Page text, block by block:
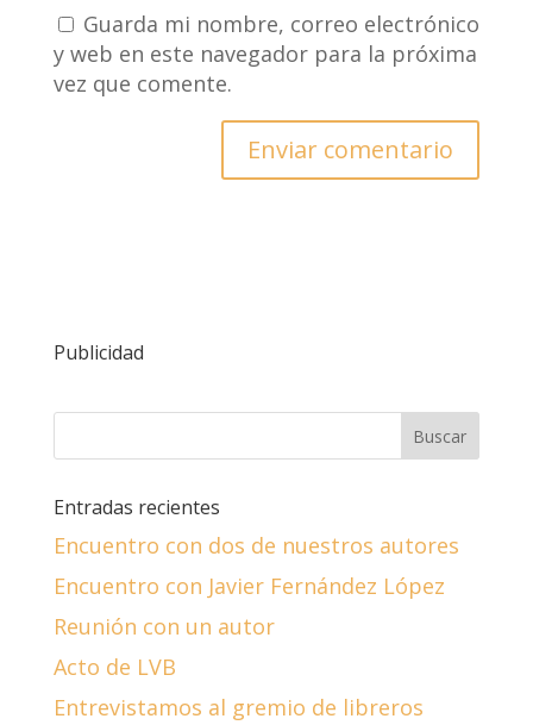
Guarda mi nombre, correo electrónico
y web en este navegador para la próxima
vez que comente.
Publicidad
Entradas recientes
Encuentro con dos de nuestros autores
Encuentro con Javier Fernández López
Reunión con un autor
Acto de LVB
Entrevistamos al gremio de libreros